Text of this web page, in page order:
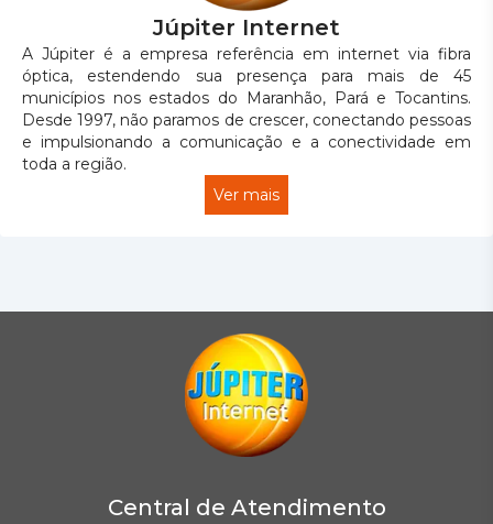
Júpiter Internet
A Júpiter é a empresa referência em internet via fibra
óptica, estendendo sua presença para mais de 45
municípios nos estados do Maranhão, Pará e Tocantins.
Desde 1997, não paramos de crescer, conectando pessoas
e impulsionando a comunicação e a conectividade em
toda a região.
Ver mais
Central de Atendimento